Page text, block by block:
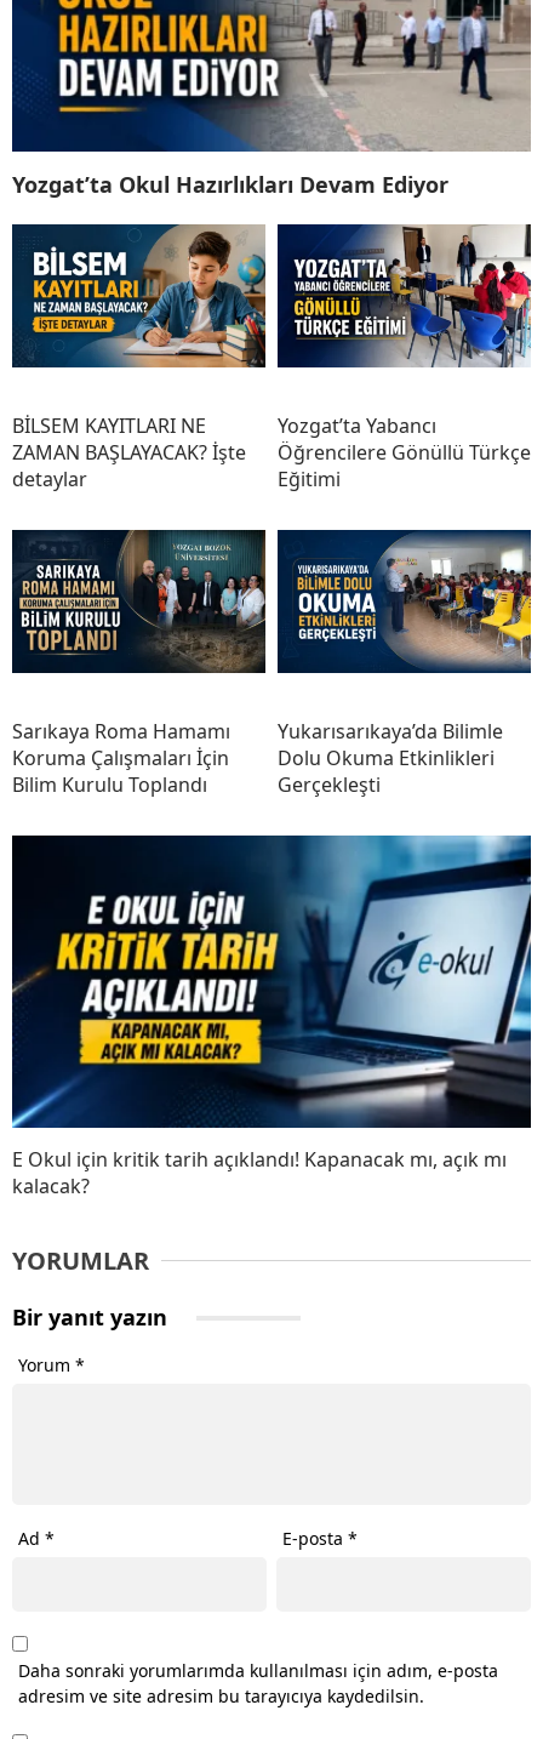
Yozgat’ta Okul Hazırlıkları Devam Ediyor
BİLSEM KAYITLARI NE
ZAMAN BAŞLAYACAK? İşte
detaylar
Yozgat’ta Yabancı
Öğrencilere Gönüllü Türkçe
Eğitimi
Sarıkaya Roma Hamamı
Koruma Çalışmaları İçin
Bilim Kurulu Toplandı
Yukarısarıkaya’da Bilimle
Dolu Okuma Etkinlikleri
Gerçekleşti
E Okul için kritik tarih açıklandı! Kapanacak mı, açık mı
kalacak?
YORUMLAR
Bir yanıt yazın
Yorum *
Ad * E-posta*
Daha sonraki yorumlarımda kullanılması için adım, e-posta
adresim ve site adresim bu tarayıcıya kaydedilsin.